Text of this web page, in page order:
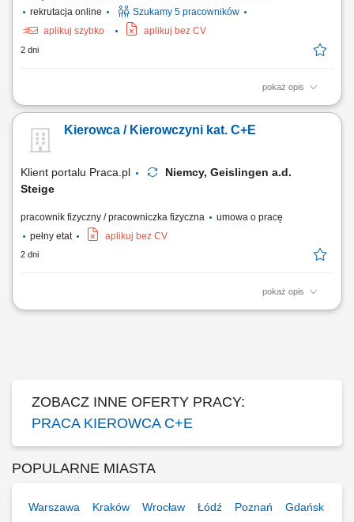
rekrutacja online
Szukamy 5 pracowników
aplikuj szybko
aplikuj bez CV
2 dni
pokaż opis
KOGO POSZUKUJEMY? Kierowcy z mocnymi podstawami języka
świadectwo kwalifikacji zawodowej kierowcy (kod 95) na dystrybucje
żywności w systemie zmianowym w 31275 Lehrte / Niemcy w systemie
Kierowca / Kierowczyni kat. C+E
Klient portalu Praca.pl
Niemcy, Geislingen a.d.
Steige
pracownik fizyczny / pracowniczka fizyczna
umowa o pracę
pełny etat
aplikuj bez CV
2 dni
pokaż opis
Transport towarów oraz ładunków w ruchu dalekobieżnym;
ZOBACZ INNE OFERTY PRACY:
PRACA KIEROWCA C+E
POPULARNE MIASTA
Warszawa Kraków Wrocław Łódź Poznań Gdańsk